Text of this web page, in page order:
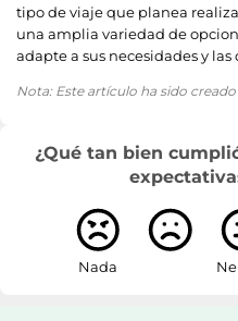
tipo de viaje que planea
una amplia variedad de
adapte a sus necesidades y las
Nota: Este artículo ha sido creado
¿Qué tan bien
Nada